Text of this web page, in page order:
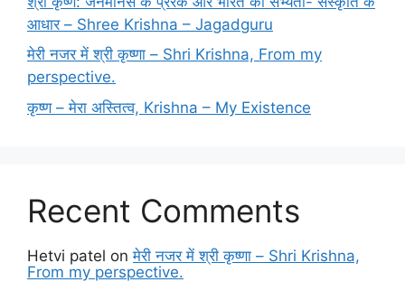
आधार – Shree Krishna – Jagadguru
मेरी नजर में श्री कृष्णा – Shri Krishna, From my
perspective.
कृष्ण – मेरा अस्तित्व, Krishna – My Existence
Recent Comments
Hetvi patel onमेरी नजर में श्री कृष्णा – Shri Krishna,
From my perspective.